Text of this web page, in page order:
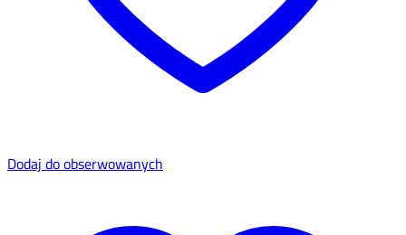
Dodaj do obserwowanych